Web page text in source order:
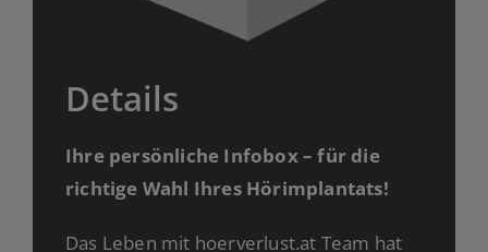
Details
Ihre persönliche Infobox – für die
richtige Wahl Ihres Hörimplantats!
Das Leben mit hoerverlust.at Team hat